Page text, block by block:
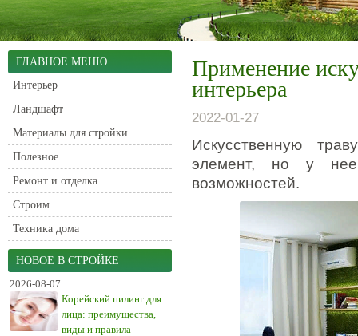
ГЛАВНОЕ МЕНЮ
Интерьер
Ландшафт
Материалы для стройки
Полезное
Ремонт и отделка
Строим
Техника дома
НОВОЕ В СТРОЙКЕ
2026-08-07
Корейский пилинг для
лица: преимущества,
виды и правила
Применение
интерьера
2022-01-27
Искусственную
элемент, но у нее
возможностей.